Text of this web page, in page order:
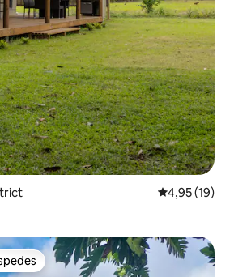
4,95 de uma
4,95 (19)
dos hóspedes